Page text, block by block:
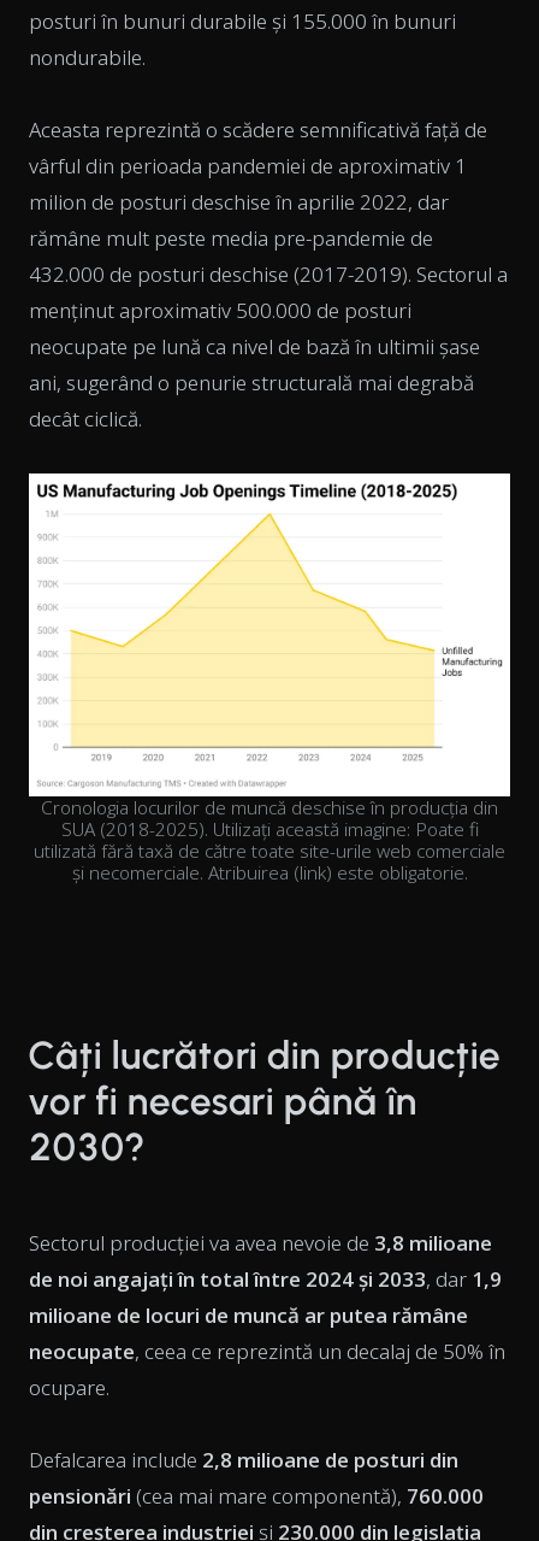
posturi în bunuri durabile și 155.000 în bunuri
nondurabile.
Aceasta reprezintă o scădere semnificativă față de
vârful din perioada pandemiei de aproximativ 1
milion de posturi deschise în aprilie 2022, dar
rămâne mult peste media pre-pandemie de
432.000 de posturi deschise (2017-2019). Sectorul a
menținut aproximativ 500.000 de posturi
neocupate pe lună ca nivel de bază în ultimii șase
ani, sugerând o penurie structurală mai degrabă
decât ciclică.
Cronologia locurilor de muncă deschise în producția din
SUA (2018-2025). Utilizați această imagine: Poate fi
utilizată fără taxă de către toate site-urile web comerciale
și necomerciale. Atribuirea (link) este obligatorie.
Câți lucrători din producție
vor fi necesari până în
2030?
Sectorul producției va avea nevoie de 3,8 milioane
de noi angajați în total între 2024 și 2033, dar 1,9
milioane de locuri de muncă ar putea rămâne
neocupate, ceea ce reprezintă un decalaj de 50% în
ocupare.
Defalcarea include 2,8 milioane de posturi din
pensionări (cea mai mare componentă), 760.000
din creșterea industriei și 230.000 din legislația